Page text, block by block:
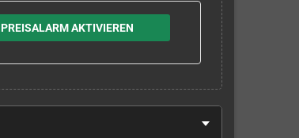
PREISALARM AKTIVIEREN